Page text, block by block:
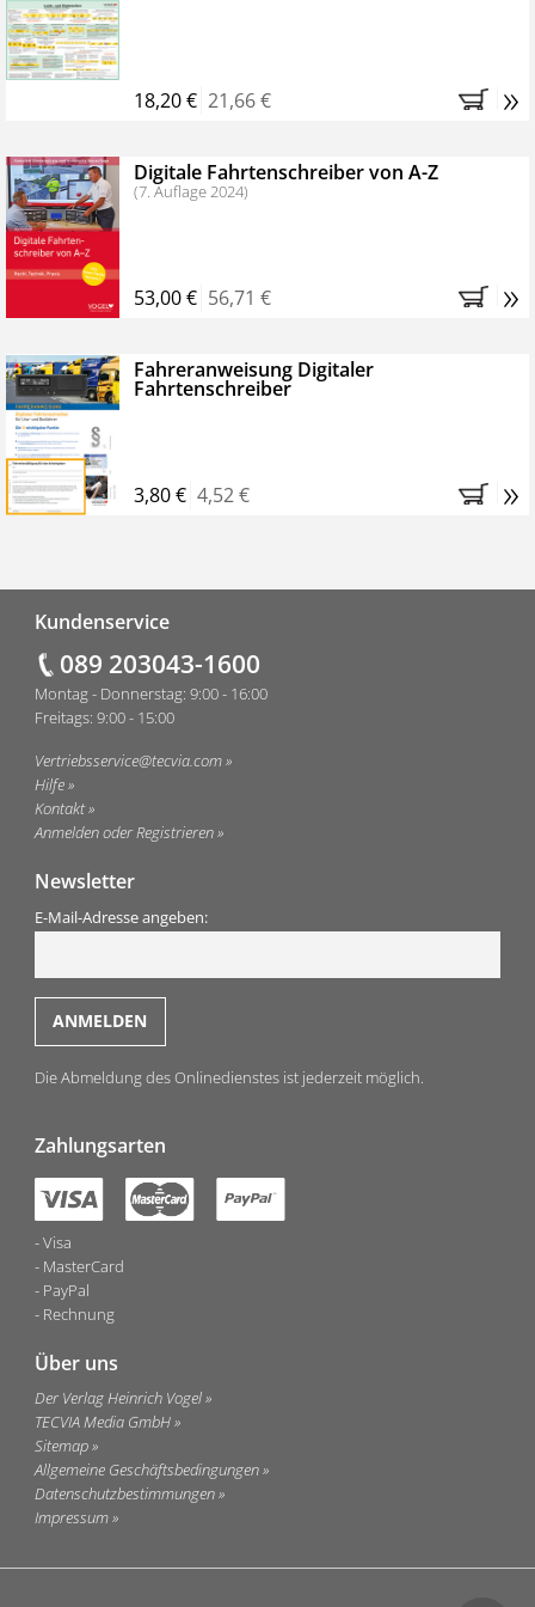
Bestellen Sie jetzt das VerkehrsRundschau Profipaket im
Kennenlern-Abo für zwei Monate (inkl. der derzeitig
Monaten brauchen Sie nichts weiter tun, das
Abonnement endet automatisch, es entstehen keine
weiteren Verpflichtungen.
18,20 € 21,66 € »
Digitale Fahrtenschreiber von A-Z
(7. Auflage 2024)
53,00 € 56,71 € »
Fahreranweisung Digitaler
Fahrtenschreiber
3,80 € 4,52 € »
Kundenservice
089 203043-1600
Montag - Donnerstag: 9:00 - 16:00
Freitags: 9:00 - 15:00
Vertriebsservice@tecvia.com
Hilfe
Kontakt
Anmelden oder Registrieren
Newsletter
E-Mail-Adresse angeben:
Die Abmeldung des Onlinedienstes ist jederzeit möglich.
Zahlungsarten
Visa
MasterCard
PayPal
Rechnung
Über uns
Der Verlag Heinrich Vogel
TECVIA Media GmbH
Sitemap
Allgemeine Geschäftsbedingungen
Datenschutzbestimmungen
Impressum